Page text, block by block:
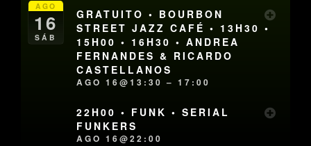
AGO
16
SÁB
GRATUITO • BOURBON
STREET JAZZ CAFÉ • 13H30 •
15H00 • 16H30 • ANDREA
FERNANDES & RICARDO
CASTELLANOS
AGO 16@13:30 – 17:00
22H00 • FUNK • SERIAL
FUNKERS
AGO 16@22:00